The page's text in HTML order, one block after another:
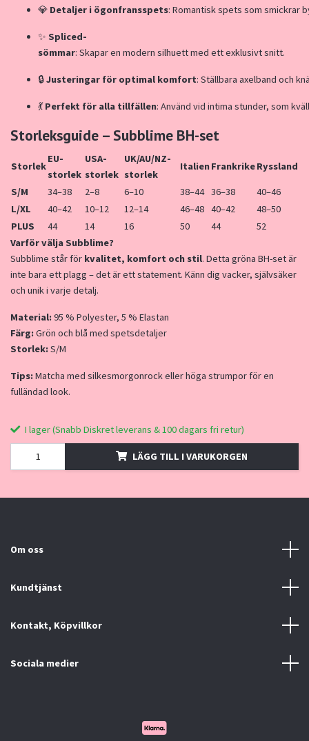
💎 Detaljer i ögonfransspets: Romantiskspets som smickrar
✨ Spliced-
sömmar: Skaparen modern silhuettmed ettexklusivtsnitt.
🔒Justeringar för optimal komfort: Ställbara axelband och
💃Perfekt för alla tillfällen: Använd vid intima stunder, som
Storleksguide – Subblime BH-set
Storlek
EU-
storlek
USA-
storlek
UK/AU/NZ-
storlek
ItalienFrankrikeRyssland
S/M 34–38 2–8 6–10 38–44 36–38 40–46
L/XL 40–42 10–12 12–14 46–48 40–42 48–50
PLUS
44 14 16 50 44
52
VarförväljaSubblime?
Subblime stårför kvalitet, komfort och stil. Detta gröna BH-setär
inte bara ettplagg –detärettstatement. Känn dig vacker, självsäker
och uniki varje detalj.
Material:95 % Polyester, 5 % Elastan
Färg:Grön och blå med spetsdetaljer
Storlek:S/M
Tips:Matcha med silkesmorgonrockellerhöga strumporfören
fulländad look.
I lager (Snabb Diskret leverans & 100 dagars fri retur)
LÄGG TILL I VARUKORGEN
Om oss
Kundtjänst
Kontakt, Köpvillkor
Sociala medier